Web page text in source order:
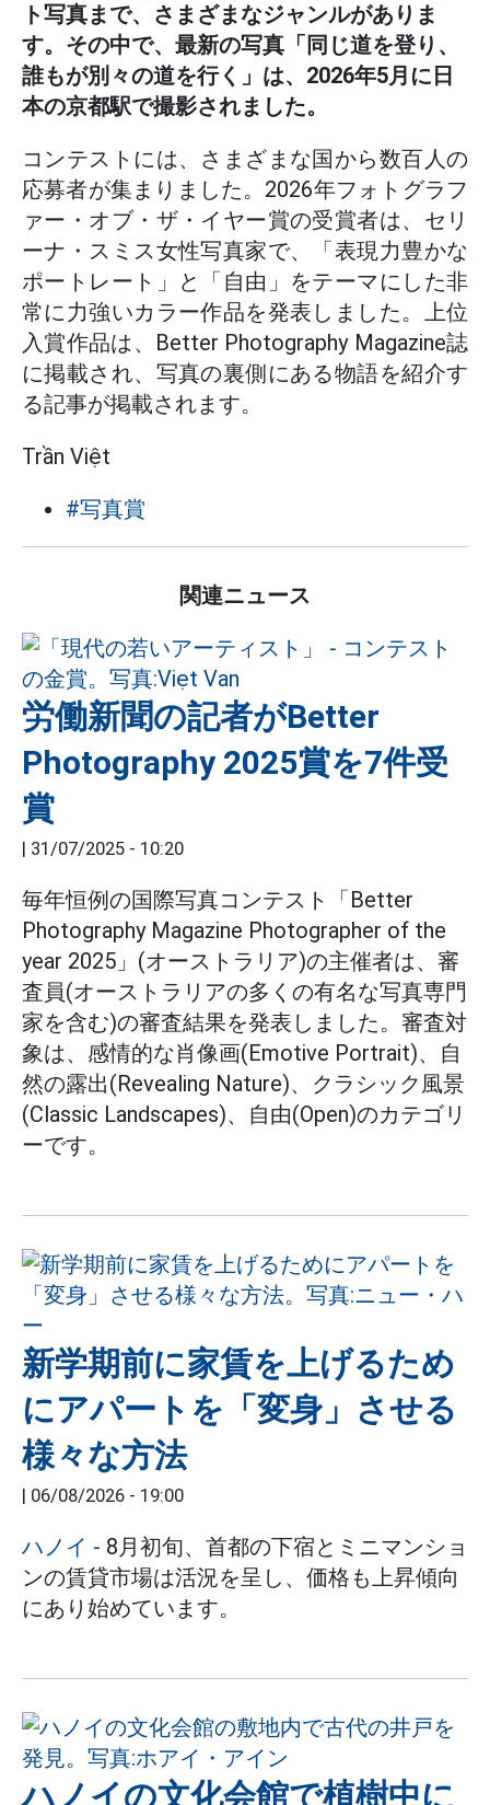
ト写真まで、さまざまなジャンルがありま
す。その中で、最新の写真「同じ道を登り、
誰もが別々の道を行く」は、2026年5月に日
本の京都駅で撮影されました。
コンテストには、さまざまな国から数百人の
応募者が集まりました。2026年フォトグラフ
ァー・オブ・ザ・イヤー賞の受賞者は、セリ
ーナ・スミス女性写真家で、「表現力豊かな
ポートレート」と「自由」をテーマにした非
常に力強いカラー作品を発表しました。上位
入賞作品は、Better Photography Magazine誌
に掲載され、写真の裏側にある物語を紹介す
る記事が掲載されます。
Trần Việt
#写真賞
関連ニュース
労働新聞の記者がBetter
Photography 2025賞を7件受
賞
| 31/07/2025 - 10:20
毎年恒例の国際写真コンテスト「Better
Photography Magazine Photographer of the
year 2025」(オーストラリア)の主催者は、審
査員(オーストラリアの多くの有名な写真専門
家を含む)の審査結果を発表しました。審査対
象は、感情的な肖像画(Emotive Portrait)、自
然の露出(Revealing Nature)、クラシック風景
(Classic Landscapes)、自由(Open)のカテゴリ
ーです。
新学期前に家賃を上げるため
にアパートを「変身」させる
様々な方法
| 06/08/2026 - 19:00
ハノイ - 8月初旬、首都の下宿とミニマンショ
ンの賃貸市場は活況を呈し、価格も上昇傾向
にあり始めています。
ハノイの文化会館で植樹中に